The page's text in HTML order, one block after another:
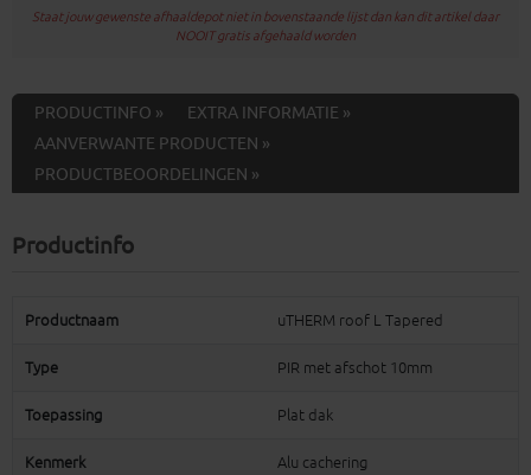
Staat jouw gewenste afhaaldepot niet in bovenstaande lijst dan kan dit artikel daar
NOOIT gratis afgehaald worden
PRODUCTINFO »
EXTRA INFORMATIE »
AANVERWANTE PRODUCTEN »
PRODUCTBEOORDELINGEN »
Productinfo
Productnaam uTHERM roof L Tapered
Type PIR met afschot 10mm
Toepassing Plat dak
Kenmerk Alu cachering